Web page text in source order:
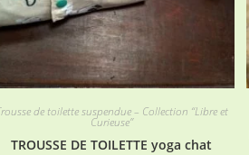
de toilette suspendue – Collection “Libre et
Curieuse”
TROUSSE DE TOILETTE yoga chat